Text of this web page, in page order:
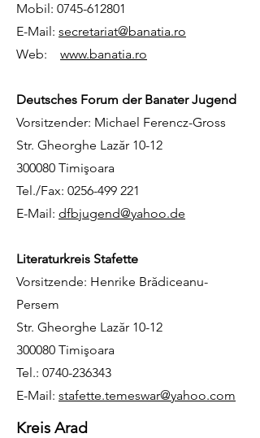
Mobil: 0745-612801
E-Mail: secretariat@banatia.ro
Web: www.banatia.ro
Deutsches Forum der Banater Jugend
Vorsitzender: Michael Ferencz-Gross
Str. Gheorghe Lazăr 10-12
300080 Timişoara
Tel./Fax: 0256-499 221
E-Mail: dfbjugend@yahoo.de
Literaturkreis Stafette
Vorsitzende: Henrike Brădiceanu-
Persem
Str. Gheorghe Lazăr 10-12
300080 Timişoara
Tel.: 0740-236343
E-Mail: stafette.temeswar@yahoo.com
Kreis Arad